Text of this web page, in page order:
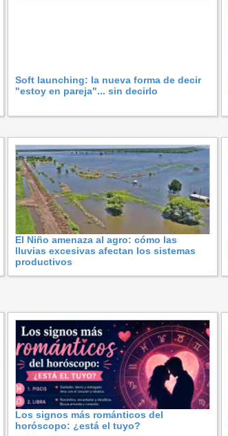
Soft launching: la nueva forma de decir
"estoy en pareja"... sin decirlo
El Niño amenaza al agro: cómo las
lluvias excesivas afectan los sistemas
productivos
Los signos más románticos del
horóscopo: ¿está el tuyo?